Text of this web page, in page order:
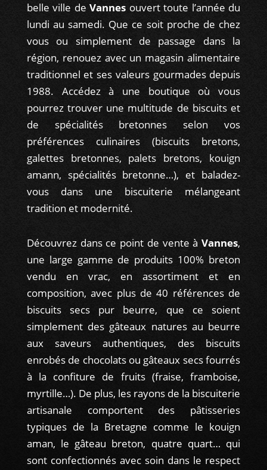
belle ville de Vannes ouvert toute l’année du
lundi au samedi. Que ce soit proche de chez
vous ou simplement de passage dans la
région, renouez avec un magasin alimentaire
traditionnel et ses valeurs gourmades depuis
1988. Accédez à une boutique où vous
pourrez trouver une multitude de biscuits et
de spécialités bretonnes selon vos
préférences culinaires (biscuits bretons,
galettes bretonnes, palets bretons, kouign
amann, spécialités bretonne…), et baladez-
vous dans une biscuiterie mélangeant
tradition et modernité.
Découvrez dans ce point de vente à Vannes,
une large gamme de produits 100% breton
vendu en vrac, en assortiment et en
composition, avec plus de 40 références de
biscuits secs pur beurre, que ce soient
simplement des gâteaux natures au beurre
aux saveurs authentiques, des biscuits
enrobés de chocolats ou gâteaux secs fourrés
à la confiture de fruits (fraise, framboise,
myrtille…). De plus, les rayons de la biscuiterie
artisanale comportent des pâtisseries
typiques de la Bretagne comme le kouign
aman, le gâteau breton, quatre quart… qui
sont confectionnés avec soin dans le respect